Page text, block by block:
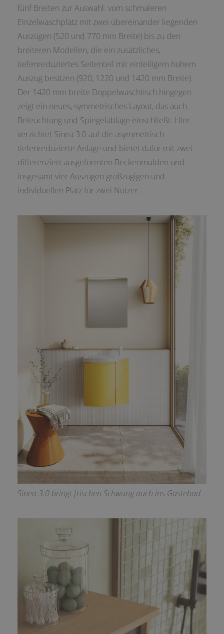
fünf Breiten zur Auswahl: vom schmaleren
Einzelwaschplatz mit zwei übereinander liegenden
Auszügen (520 und 770 mm Breite) bis zu den
breiteren Modellen, die ein zusätzliches,
tiefenreduziertes Seitenteil mit einteiligem hohem
Auszug besitzen (920, 1220 und 1420 mm Breite).
Der 1420 mm breite Doppelwaschtisch hingegen
zeigt ein neues, symmetrisches Layout, das auch
Beleuchtung und Spiegelablage einschließt: Hier
verzichtet Sinea 3.0 auf die asymmetrisch
tiefenreduzierte Anlage und bietet dafür mit zwei
differenziert ausgeformten Beckenmulden und
insgesamt vier Auszügen großzügigen und
individuellen Platz für zwei Nutzer.
Sinea 3.0 bringt frischen Schwung auch ins Gästebad